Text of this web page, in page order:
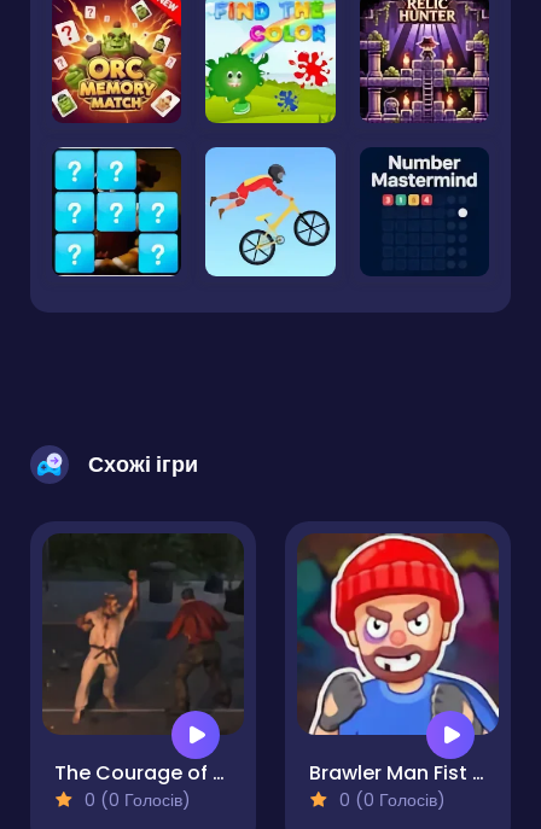
Схожі ігри
The Courage of an American Grandfather
0 (0 Голосів)
Brawler Man Fist of Fury
0 (0 Голосів)